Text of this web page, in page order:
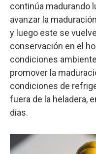
continúa madurando
avanzar la
y luego este se
conservación en el
condiciones
promover la
condiciones de
fuera de la heladera,
días.